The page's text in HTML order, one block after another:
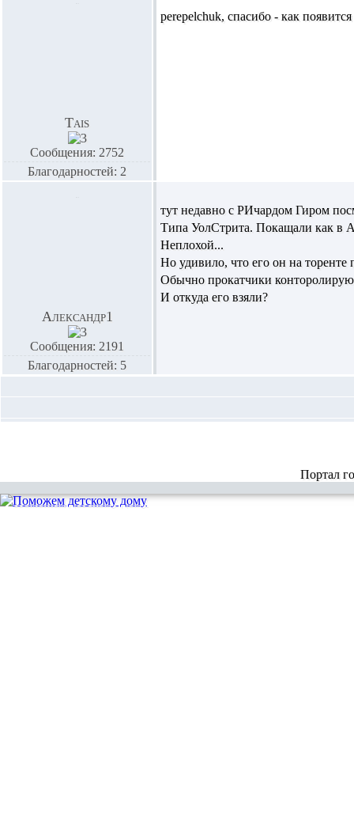
Tais
Сообщения: 2752
Благодарностей: 2
perepelchuk, спасибо - как
Александр1
Сообщения: 2191
Благодарностей: 5
тут недавно с РИчардом Гиром
Типа УолСтрита. Покащали как в
Неплохой...
Но удивило, что его он на
Обычно прокатчики
И откуда его взяли?
Портал